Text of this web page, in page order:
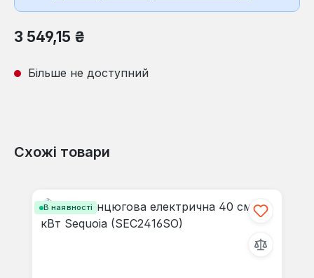
Звичайна ціна:
3 549,15 ₴
Більше не доступний
Схожі товари
В наявності